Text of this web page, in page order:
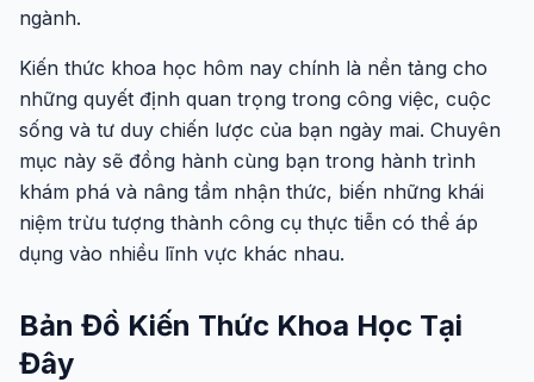
ngành.
Kiến thức khoa học hôm nay chính là nền tảng cho
những quyết định quan trọng trong công việc, cuộc
sống và tư duy chiến lược của bạn ngày mai. Chuyên
mục này sẽ đồng hành cùng bạn trong hành trình
khám phá và nâng tầm nhận thức, biến những khái
niệm trừu tượng thành công cụ thực tiễn có thể áp
dụng vào nhiều lĩnh vực khác nhau.
Bản Đồ Kiến Thức Khoa Học Tại
Đây